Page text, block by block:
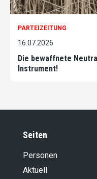
PARTEIZEITUNG
16.07.2026
Die bewaffnete
Instrument!
Seiten
Personen
Aktuell